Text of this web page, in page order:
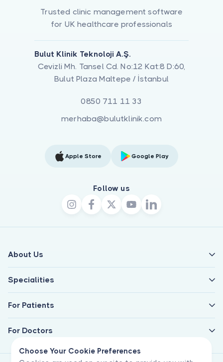
Choose Your Cookie Preferences
Trusted clinic management software
for UK healthcare professionals
Bulut Klinik Teknoloji A.Ş.
Cevizli Mh. Tansel Cd. No:12 Kat:8 D:60,
Bulut Plaza Maltepe / İstanbul
0850 711 11 33
merhaba@bulutklinik.com
Apple Store Google Play
Follow us
About Us
Specialities
For Patients
For Doctors